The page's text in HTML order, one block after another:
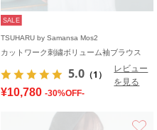
SALE
TSUHARU by Samansa Mos2
カットワーク刺繍ボリューム袖ブラウス
5.0 （1）
レビュー
を見る
¥10,780 -30%OFF-